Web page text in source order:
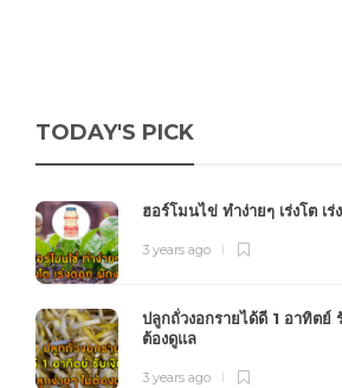
TODAY'S PICK
ฮอร์โมนไข่ ทำง่ายๆ เร่งโต เร่
3 years ago
ปลูกถั่วงอกรายได้ดี 1 อาทิตย์
ต้องดูแล
3 years ago